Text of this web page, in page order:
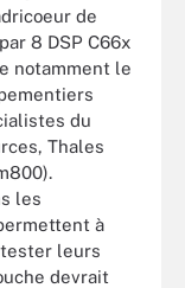
de
8 DSP C66x
notamment le
du
Thales
les
à
leurs
devrait